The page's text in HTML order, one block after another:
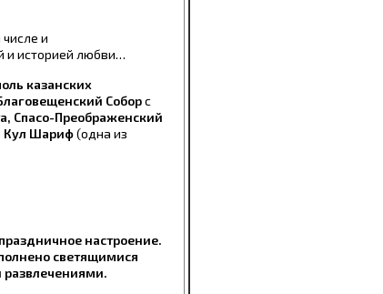
и
и историей любви…
казанских
Соборс
Спасо-Преображенский
Кул Шариф(одна из
настроение.
светящимися